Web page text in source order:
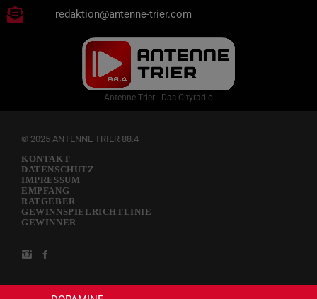
redaktion@antenne-trier.com
Antenne Trier - Das Cityradio
© 2025 ANTENNE TRIER 88.4
KONTAKT
DATENSCHUTZ
IMPRESSUM
EMPFANG
RATGEBER
GEWINNSPIELRICHTLINIE
GEWINNER